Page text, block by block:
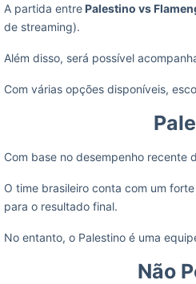
A partida entrePalestino vs
de streaming).
Além disso, será possível
Com várias opções disponíveis,
Com base no desempenho recente
O time brasileiro conta com um
para o resultado final.
No entanto, o Palestino é uma
Não